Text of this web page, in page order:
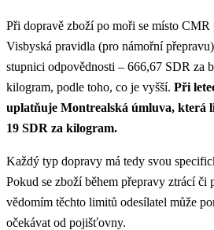
Při dopravě zboží po moři se místo
Visbyská pravidla (pro námořní
stupnici odpovědnosti – 666,67 SDR za
kilogram, podle toho, co je vyšší. Při
uplatňuje Montrealská úmluva, která
19 SDR za kilogram.
Každý typ dopravy má tedy svou
Pokud se zboží během přepravy ztrácí či
vědomím těchto limitů odesílatel může
očekávat od pojišťovny.